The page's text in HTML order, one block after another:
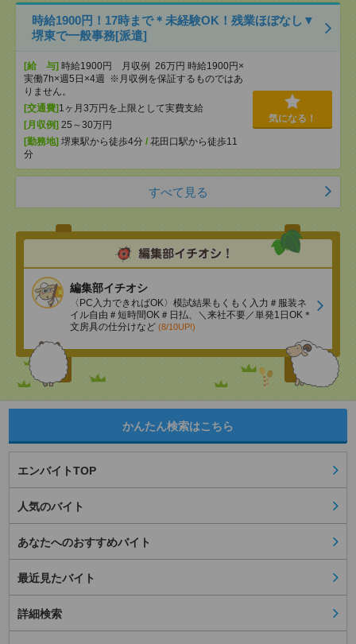
時給1900円！17時まで＊未経験OK！残業ほぼなし▼
堺東で一般事務[派遣]
[給 与] 時給1900円 月収例 26万円 時給1900円×
実働7h×週5日×4週 ※月収例を保証するものではあ
りません。
[交通費] 1ヶ月3万円を上限として実費支給
[月収例] 25～30万円
[勤務地] 堺東駅から徒歩4分 / 花田口駅から徒歩11
分
気になる！
すべて見る
編集部イチオシ
〈PC入力できればOK〉模試結果もくもく入力＃服装ネ
イル自由＃短時間OK＃日払、＼来社不要／単発1日OK＊
文房具の仕分けなど (8/10UP!)
かんたん検索はこちら
エンバイトTOP
人気のバイト
あなたへのおすすめバイト
最近見たバイト
詳細検索